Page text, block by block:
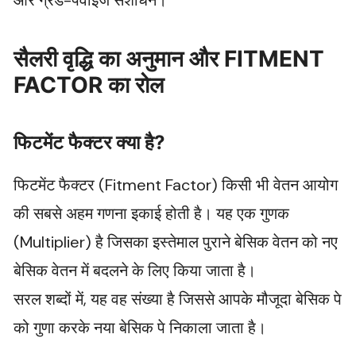
सैलरी वृद्धि का अनुमान और FITMENT
FACTOR का रोल
फिटमेंट फैक्टर क्या है?
फिटमेंट फैक्टर (Fitment Factor) किसी भी वेतन आयोग
की सबसे अहम गणना इकाई होती है। यह एक गुणक
(Multiplier) है जिसका इस्तेमाल पुराने बेसिक वेतन को नए
बेसिक वेतन में बदलने के लिए किया जाता है।
सरल शब्दों में, यह वह संख्या है जिससे आपके मौजूदा बेसिक पे
को गुणा करके नया बेसिक पे निकाला जाता है।